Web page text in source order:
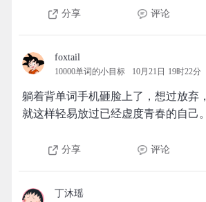
分享 评论
foxtail
10000单词的小目标 10月21日 19时22分
躺着背单词手机砸脸上了，想过放弃
就这样轻易放过已经虚度青春的自己。
分享 评论
丁沐瑶